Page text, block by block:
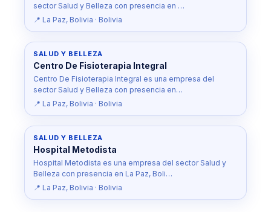
sector Salud y Belleza con presencia en …
📍 La Paz, Bolivia · Bolivia
SALUD Y BELLEZA
Centro De Fisioterapia Integral
Centro De Fisioterapia Integral es una empresa del
sector Salud y Belleza con presencia en…
📍 La Paz, Bolivia · Bolivia
SALUD Y BELLEZA
Hospital Metodista
Hospital Metodista es una empresa del sector Salud y
Belleza con presencia en La Paz, Boli…
📍 La Paz, Bolivia · Bolivia